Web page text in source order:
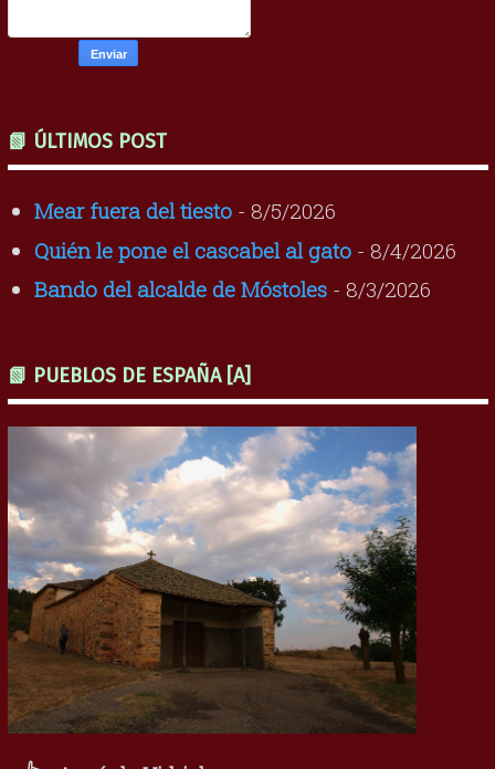
📗 ÚLTIMOS POST
Mear fuera del tiesto- 8/5/2026
Quién le pone el cascabel al gato- 8/4/2026
Bando del alcalde de Móstoles- 8/3/2026
📗 PUEBLOS DE ESPAÑA [A]